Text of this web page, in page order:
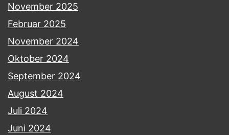
November 2025
Februar 2025
November 2024
Oktober 2024
September 2024
August 2024
Juli 2024
Juni 2024